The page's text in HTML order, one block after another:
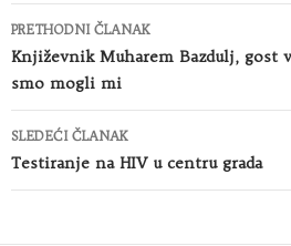
Kretanje
članaka
PRETHODNI ČLANAK
Književnik Muharem Bazdulj, gost
smo mogli mi
SLEDEĆI ČLANAK
Testiranje na HIV u centru grada